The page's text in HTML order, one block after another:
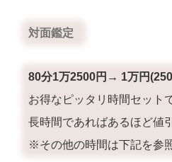
対面鑑定
80分1万2500円→ 1万円
お得なピッタリ時間セット
長時間であればあるほど値
※その他の時間は下記を参